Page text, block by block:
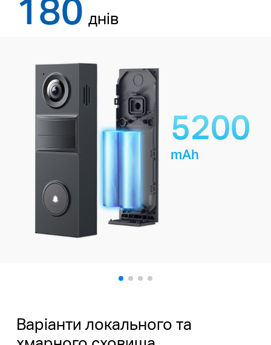
днів
5200
mAh
Варіанти локального та